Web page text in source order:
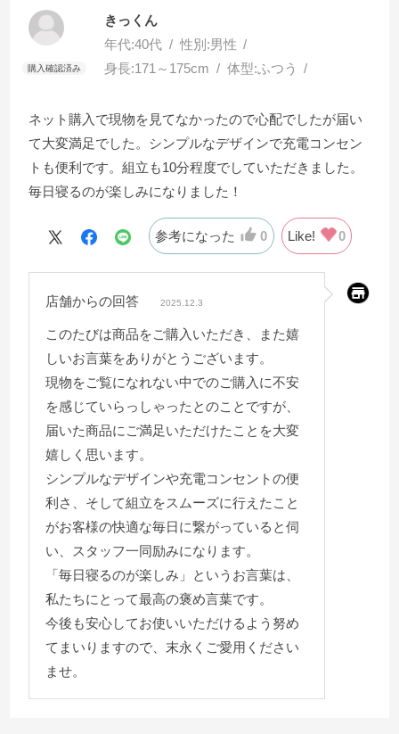
きっくん
年代:40代 性別:男性
身長:171～175cm 体型:ふつう
ネット購入で現物を見てなかったので心配でしたが届い
て大変満足でした。シンプルなデザインで充電コンセン
トも便利です。組立も10分程度でしていただきました。
毎日寝るのが楽しみになりました！
参考になった 0 Like! 0
店舗からの回答 2025.12.3
このたびは商品をご購入いただき、また嬉
しいお言葉をありがとうございます。
現物をご覧になれない中でのご購入に不安
を感じていらっしゃったとのことですが、
届いた商品にご満足いただけたことを大変
嬉しく思います。
シンプルなデザインや充電コンセントの便
利さ、そして組立をスムーズに行えたこと
がお客様の快適な毎日に繋がっていると伺
い、スタッフ一同励みになります。
「毎日寝るのが楽しみ」というお言葉は、
私たちにとって最高の褒め言葉です。
今後も安心してお使いいただけるよう努め
てまいりますので、末永くご愛用ください
ませ。